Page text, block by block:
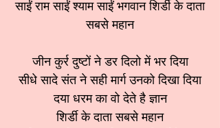
साईं राम साईं श्याम साईं भगवान शिर्डी के दाता
सबसे महान
जीन कुर्र दुष्टों ने डर दिलो में भर दिया
सीधे सादे संत ने सही मार्ग उनको दिखा दिया
दया धरम का वो देते है ज्ञान
शिर्डी के दाता सबसे महान